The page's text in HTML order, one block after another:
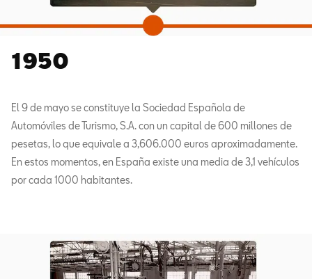
1950
El 9 de mayo se constituye la Sociedad Española de
Automóviles de Turismo, S.A. con un capital de 600 millones de
pesetas, lo que equivale a 3,606.000 euros aproximadamente.
En estos momentos, en España existe una media de 3,1 vehículos
por cada 1000 habitantes.